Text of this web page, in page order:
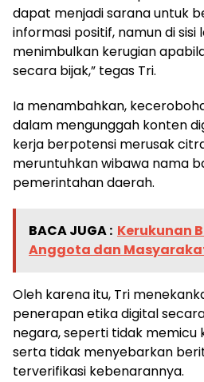
dapat menjadi sarana untuk
informasi positif, namun di sisi
menimbulkan kerugian
secara bijak,” tegas Tri.
​Ia menambahkan,
dalam mengunggah konten
kerja berpotensi merusak
meruntuhkan wibawa nama
pemerintahan daerah.
BACA JUGA : Kerukunan
Anggota dan
​Oleh karena itu, Tri
penerapan etika digital
negara, seperti tidak memicu
serta tidak menyebarkan
terverifikasi kebenarannya.